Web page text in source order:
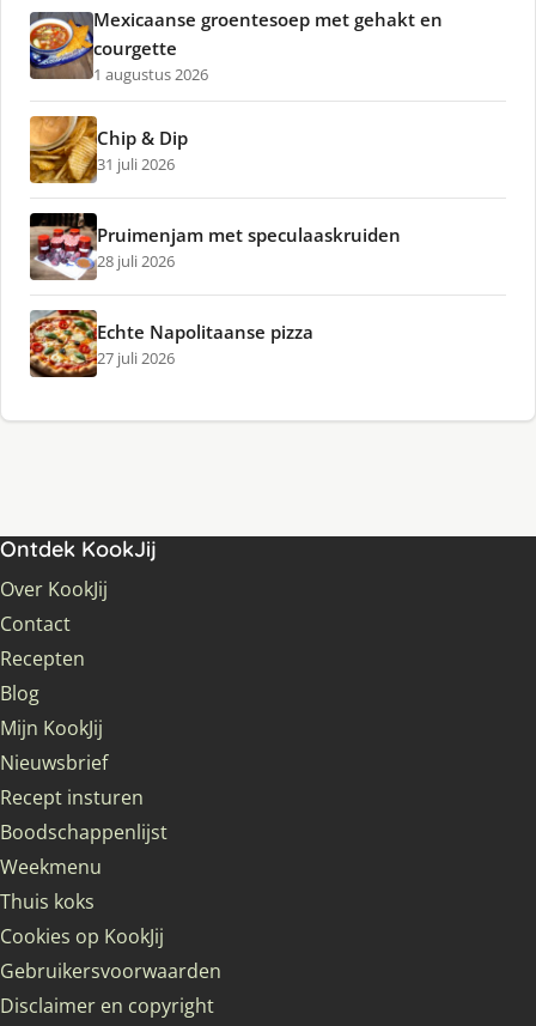
Mexicaanse groentesoep met gehakt en
courgette
1 augustus 2026
Chip & Dip
31 juli 2026
Pruimenjam met speculaaskruiden
28 juli 2026
Echte Napolitaanse pizza
27 juli 2026
Ontdek KookJij
Over KookJij
Contact
Recepten
Blog
Mijn KookJij
Nieuwsbrief
Recept insturen
Boodschappenlijst
Weekmenu
Thuis koks
Cookies op KookJij
Gebruikersvoorwaarden
Disclaimer en copyright